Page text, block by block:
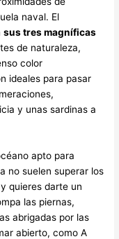
naval. El
sus tres magníficas
de naturaleza,
color
ideales para pasar
y unas sardinas a
apto para
no suelen superar los
quieres darte un
las piernas,
abrigadas por las
abierto, como A